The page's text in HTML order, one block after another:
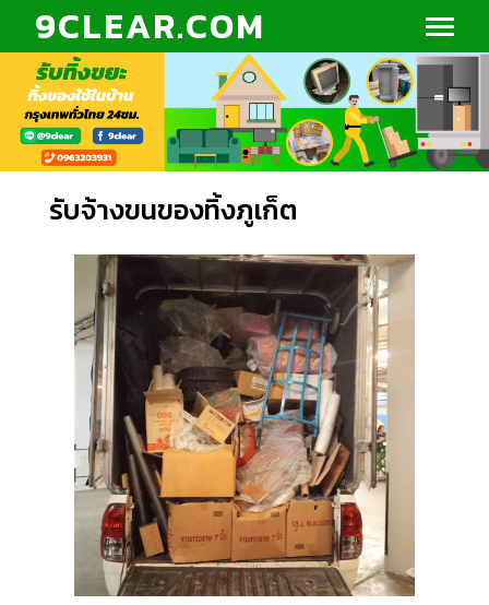
9CLEAR.COM
รับจ้างขนของทิ้งภูเก็ต